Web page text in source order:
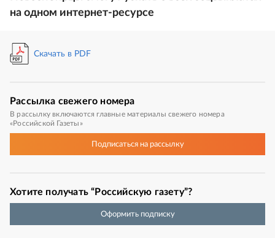
на одном интернет-ресурсе
Скачать в PDF
Рассылка свежего номера
В рассылку включаются главные материалы свежего номера
«Российской Газеты»
Подписатьсяна рассылку
Хотите получать “Российскую газету”?
Оформить подписку